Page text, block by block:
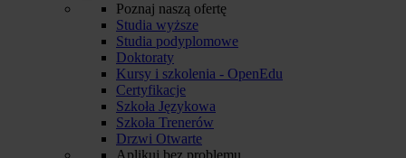
Poznaj naszą ofertę
Studia wyższe
Studia podyplomowe
Doktoraty
Kursy i szkolenia - OpenEdu
Certyfikacje
Szkoła Językowa
Szkoła Trenerów
Drzwi Otwarte